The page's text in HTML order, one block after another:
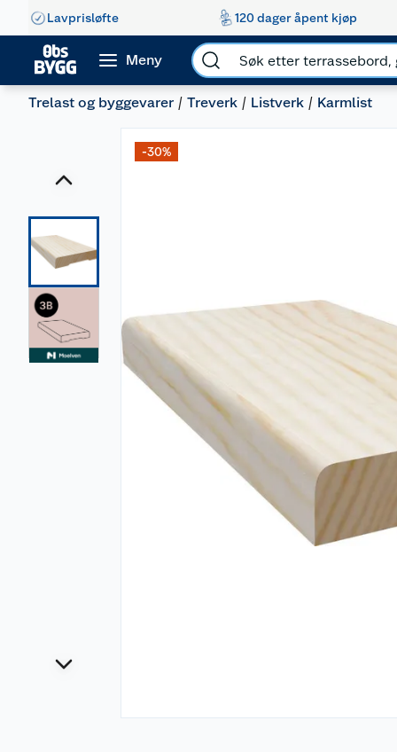
Lavprisløfte 120 dager åpent kjøp
Meny
Trelast og byggevarer Treverk Listverk Karmlist
-30%